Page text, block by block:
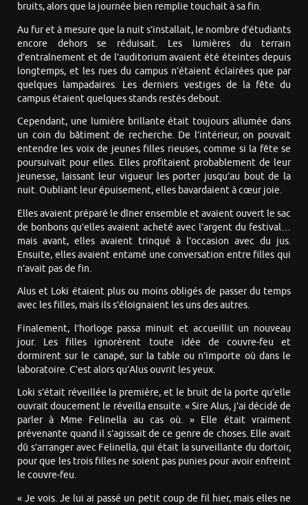
bruits, alors que la journée bien remplie touchait à sa fin.
Au fur et à mesure que la nuit s’installait, le nombre d’étudiants
encore dehors se réduisait. Les lumières du terrain
d’entraînement et de l’auditorium avaient été éteintes depuis
longtemps, et les rues du campus n’étaient éclairées que par
quelques lampadaires. Les derniers vestiges de la fête du
campus étaient quelques stands restés debout.
Cependant, une lumière brillante était toujours allumée dans
un coin du bâtiment de recherche. De l’intérieur, on pouvait
entendre les voix de jeunes filles rieuses, comme si la fête se
poursuivait pour elles. Elles profitaient probablement de leur
jeunesse, laissant leur vigueur les porter jusqu’au bout de la
nuit. Oubliant leur épuisement, elles bavardaient à cœur joie.
Elles avaient préparé le dîner ensemble et avaient ouvert le sac
de bonbons qu’elles avaient acheté avec l’argent du festival…
mais avant, elles avaient trinqué à l’occasion avec du jus.
Ensuite, elles avaient entamé une conversation entre filles qui
n’avait pas de fin.
Alus et Loki étaient plus ou moins obligés de passer du temps
avec les filles, mais ils s’éloignaient les uns des autres.
Finalement, l’horloge passa minuit et accueillit un nouveau
jour. Les filles ignorèrent toute idée de couvre-feu et
dormirent sur le canapé, sur la table ou n’importe où dans le
laboratoire. C’est alors qu’Alus ouvrit les yeux.
Loki s’était réveillée la première, et le bruit de la porte qu’elle
ouvrait doucement le réveilla ensuite. « Sire Alus, j’ai décidé de
parler à Mme Felinella au cas où. » Elle était vraiment
prévenante quand il s’agissait de ce genre de choses. Elle avait
dû s’arranger avec Felinella, qui était la surveillante du dortoir,
pour que les trois filles ne soient pas punies pour avoir enfreint
le couvre-feu.
« Je vois. Je lui ai passé un petit coup de fil hier, mais elles ne